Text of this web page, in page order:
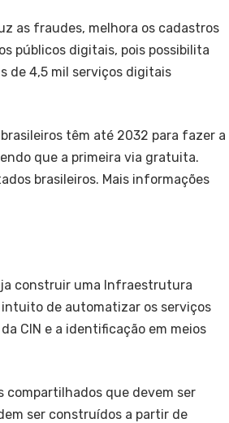
as fraudes, melhora os cadastros
públicos digitais, pois possibilita
de 4,5 mil serviços digitais
têm até 2032 para fazer a
que a primeira via gratuita.
brasileiros. Mais informações
construir uma Infraestrutura
de automatizar os serviços
CIN e a identificação em meios
compartilhados que devem ser
ser construídos a partir de